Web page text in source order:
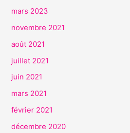
mars 2023
novembre 2021
août 2021
juillet 2021
juin 2021
mars 2021
février 2021
décembre 2020